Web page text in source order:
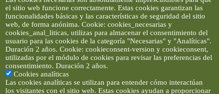
el sitio web funcione correctamente. Estas cookies garantizan las
funcionalidades básicas y las características de seguridad del sitio
web, de forma anónima. Cookie: cookies_necesarias y
cookies_anal_liticas, utilizas para almacenar el consentimiento del
usuario para las cookies de la categoría "Necesarias" y "Analíticas".
Duración 2 años. Cookie: cookieconsent-version y cookieconsent,
utilizadas por el módulo de cookies para revisar las preferencias del
consentimiento. Duración 2 años.
Cookies analíticas
Las cookies analíticas se utilizan para entender cómo interactúan
los visitantes con el sitio web. Estas cookies ayudan a proporcionar